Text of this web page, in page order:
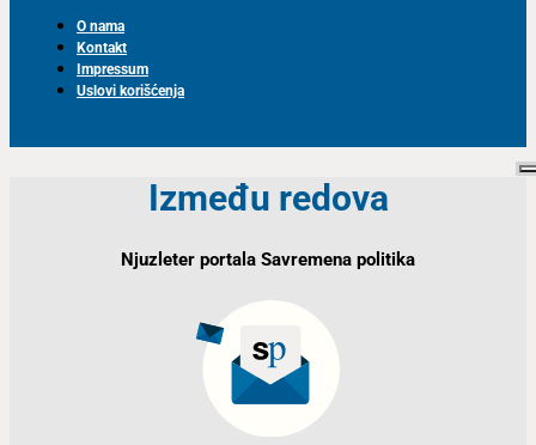
O nama
Kontakt
Impressum
Uslovi korišćenja
Između redova
Njuzleter portala Savremena politika